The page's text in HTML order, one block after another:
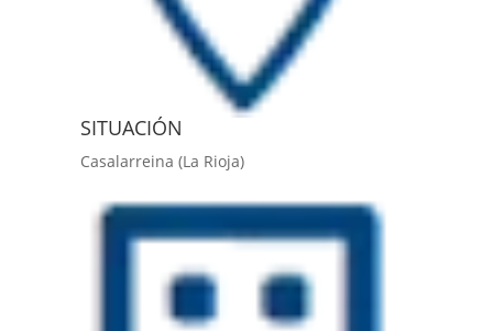
SITUACIÓN
Casalarreina (La Rioja)